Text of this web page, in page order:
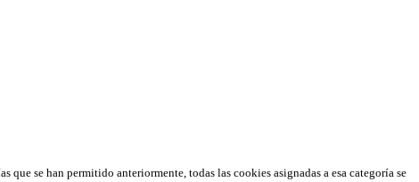
se han permitido anteriormente, todas las cookies asignadas a esa categoría se